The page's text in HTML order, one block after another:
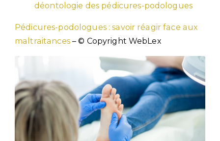
déontologie des pédicures-podologues
Pédicures-podologues : savoir réagir face aux
maltraitances– © Copyright WebLex